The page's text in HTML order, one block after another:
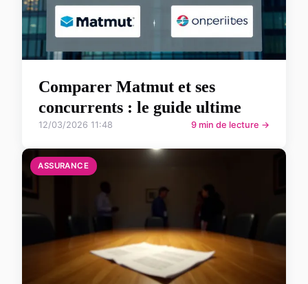
Comparer Matmut et ses
concurrents : le guide ultime
12/03/2026 11:48 9 min de lecture →
ASSURANCE